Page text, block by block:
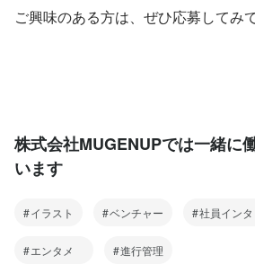
ご興味のある方は、ぜひ応募してみ
株式会社MUGENUPでは一緒に
います
イラスト ベンチャー 社員イン
エンタメ 進行管理